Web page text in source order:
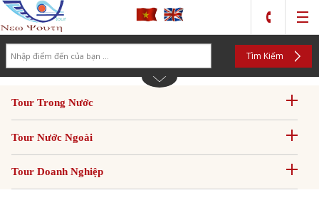
Tìm Kiếm
Tour Trong Nước
Tour Nước Ngoài
Tour Doanh Nghiệp